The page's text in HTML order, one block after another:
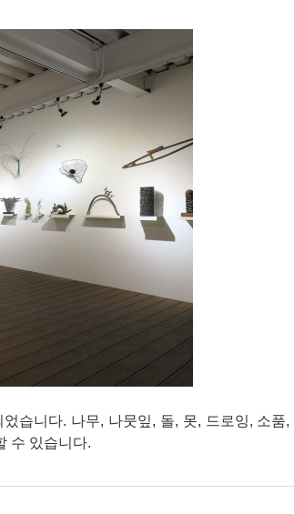
습니다. 나무, 나뭇잎, 돌, 못, 드로잉, 소품,
수 있습니다.